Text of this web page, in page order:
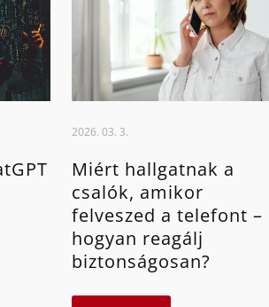
2026. 03. 3.
Miért hallgatnak a
csalók, amikor
felveszed a telefont –
hogyan reagálj
biztonságosan?